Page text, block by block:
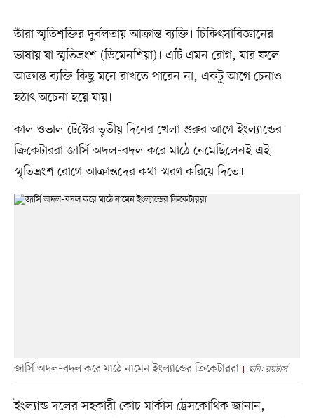
তাঁরা স্মৃতিশক্তির দুর্বলতায় আক্রান্ত ব্যক্তি। চিকিৎসাবিজ্ঞানের
ভাষায় যা স্মৃতিভ্রংশ (ডিমেনশিয়া)। এটি এমন রোগ, যার ফলে
আক্রান্ত ব্যক্তি কিছু মনে রাখতে পারেন না, একটু আগে চেনাও
হঠাৎ অচেনা হয়ে যায়।
কাল ওভাল টেস্টের তৃতীয় দিনের খেলা শুরুর আগে ইংল্যান্ডের
ক্রিকেটাররা জার্সি অদল-বদল করে মাঠে নেমেছিলেনই এই
স্মৃতিভ্রংশ রোগে আক্রান্তদের কথা স্মরণ করিয়ে দিতে।
জার্সি অদল–বদল করে মাঠে নামেন ইংল্যান্ডের ক্রিকেটাররা ছবি: রয়টার্স
ইংল্যান্ড দলের সহকারী কোচ মার্কাস ট্রেসকোথিক জানান,